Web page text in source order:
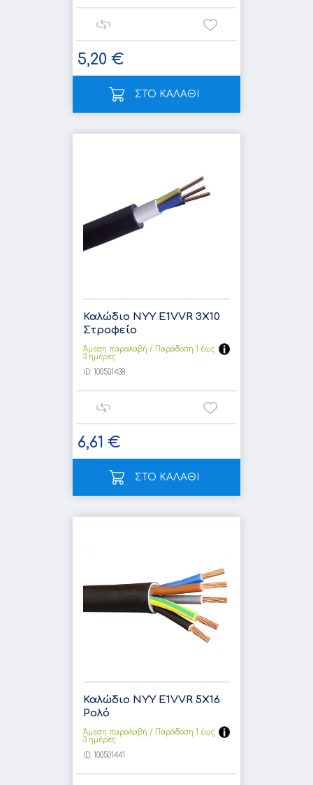
5,20 €
ΣΤΟ ΚΑΛΑΘΙ
Καλώδιο NYY E1VVR 3X10
Στροφείο
Άμεση παραλαβή / Παράδoση 1 έως
3 ημέρες
ID: 100501438
6,61 €
ΣΤΟ ΚΑΛΑΘΙ
Καλώδιο NYY E1VVR 5X16
Ρολό
Άμεση παραλαβή / Παράδoση 1 έως
3 ημέρες
ID: 100501441